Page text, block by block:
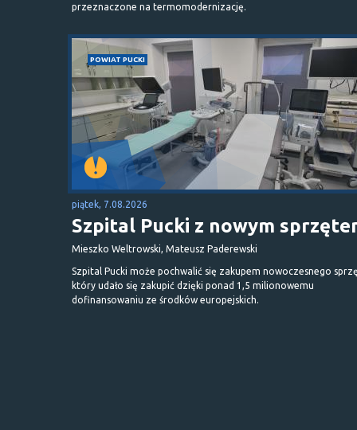
przeznaczone na termomodernizację.
POWIAT PUCKI
piątek, 7.08.2026
Szpital Pucki z nowym
Mieszko Weltrowski, Mateusz Paderewski
Szpital Pucki może pochwalić się zakupem nowoczesnego
który udało się zakupić dzięki ponad 1,5 milionowemu
dofinansowaniu ze środków europejskich.